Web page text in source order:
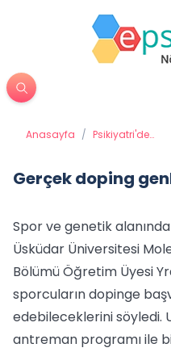
Anasayfa / Psikiyatri'de
Gerçek doping
Spor ve genetik
Üsküdar Üniversitesi
Bölümü Öğretim Üyesi
sporcuların dopinge
edebileceklerini söyledi.
antreman programı ile